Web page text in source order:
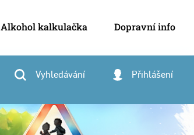
Alkohol kalkulačka Dopravní info
Vyhledávání Přihlášení